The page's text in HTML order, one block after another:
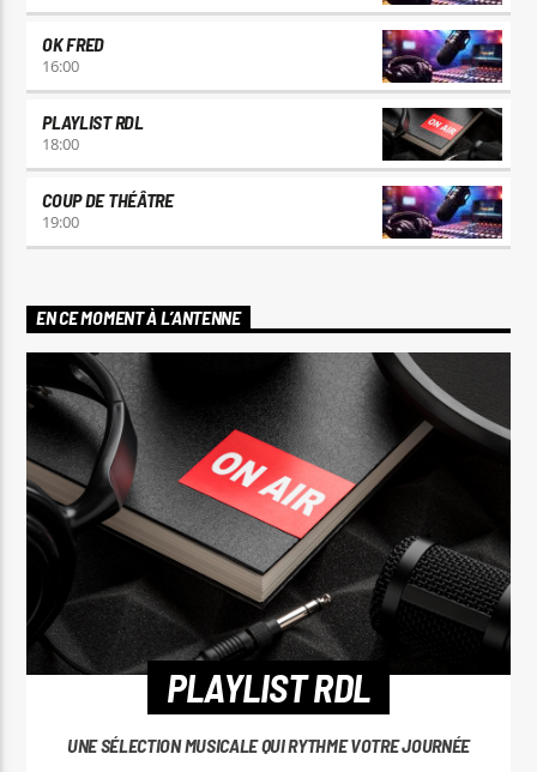
OK FRED
16:00
PLAYLIST RDL
18:00
COUP DE THÉÂTRE
19:00
EN CE MOMENT À L’ANTENNE
PLAYLIST RDL
UNE SÉLECTION MUSICALE QUI RYTHME VOTRE JOURNÉE